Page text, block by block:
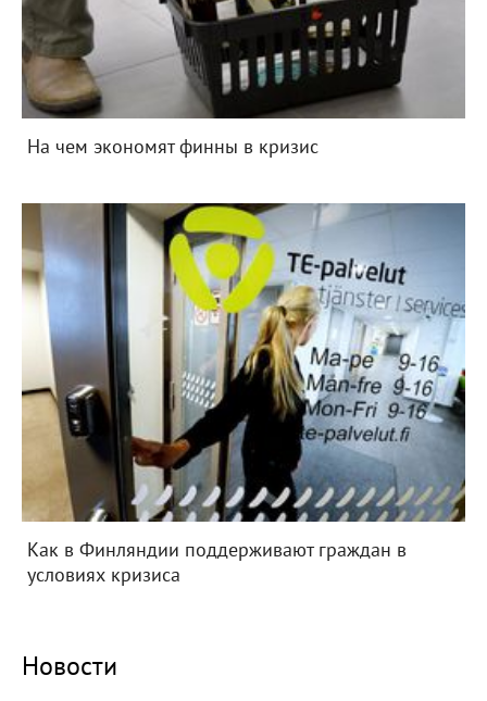
На чем экономят финны в кризис
Как в Финляндии поддерживают граждан в
условиях кризиса
Новости